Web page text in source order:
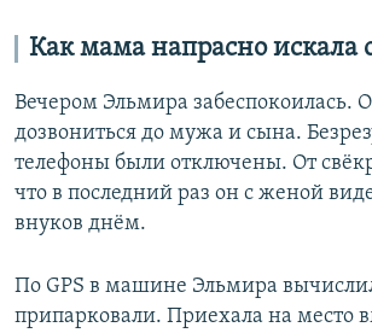
Как мама напрасно искала
Вечером Эльмира забеспокоилась.
дозвониться до мужа и сына.
телефоны были отключены. От
что в последний раз он с женой
внуков днём.
По GPS в машине Эльмира
припарковали. Приехала на место